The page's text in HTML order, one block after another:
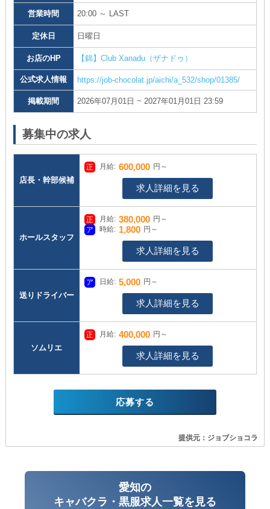
営業時間 20:00 ～ LAST
定休日 日曜日
お店のHP 【錦】Club Xanadu（ザナドゥ）
公式求人情報 https://job-chocolat.jp/aichi/a_532/shop/01385/
掲載期間 2026年07月01日 ~ 2027年01月01日 23:59
募集中の求人
店長・幹部候補
月給: 600,000 円～
求人詳細を見る
ホールスタッフ
月給: 380,000 円～
時給: 1,800 円～
求人詳細を見る
送りドライバー
日給: 5,000 円～
求人詳細を見る
ソムリエ
月給: 400,000 円～
求人詳細を見る
応募する
提供元：ジョブショコラ
愛知の
キャバクラ・黒服求人一覧を見る